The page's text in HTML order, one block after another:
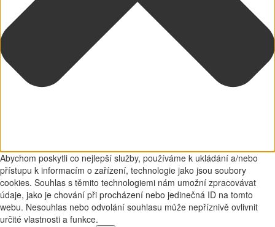
Abychom poskytli co nejlepší služby, používáme k ukládání a/nebo
přístupu k informacím o zařízení, technologie jako jsou soubory
cookies. Souhlas s těmito technologiemi nám umožní zpracovávat
údaje, jako je chování při procházení nebo jedinečná ID na tomto
webu. Nesouhlas nebo odvolání souhlasu může nepříznivě ovlivnit
určité vlastnosti a funkce.